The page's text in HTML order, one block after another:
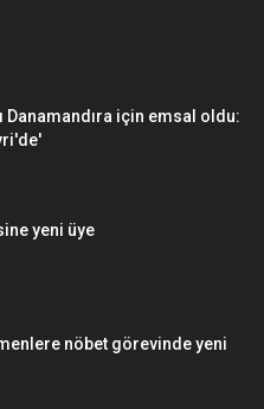
Danamandıra için emsal oldu:
yeni üye
nöbet görevinde yeni